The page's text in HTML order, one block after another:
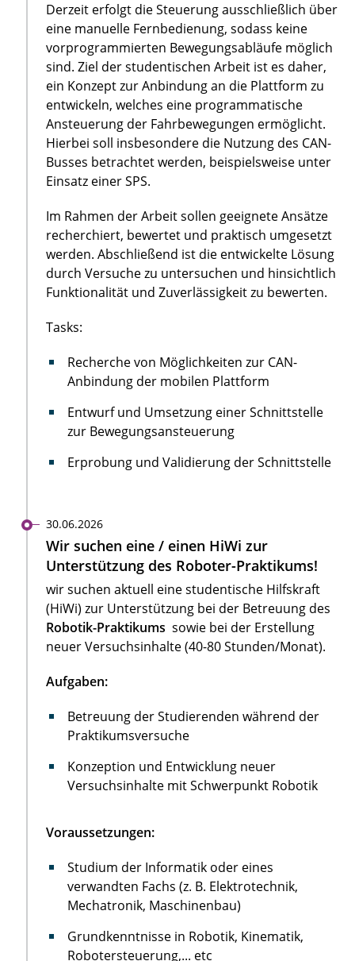
Derzeit erfolgt die Steuerung ausschließlich über
eine manuelle Fernbedienung, sodass keine
vorprogrammierten Bewegungsabläufe möglich
sind. Ziel der studentischen Arbeit ist es daher,
ein Konzept zur Anbindung an die Plattform zu
entwickeln, welches eine programmatische
Ansteuerung der Fahrbewegungen ermöglicht.
Hierbei soll insbesondere die Nutzung des CAN-
Busses betrachtet werden, beispielsweise unter
Einsatz einer SPS.
Im Rahmen der Arbeit sollen geeignete Ansätze
recherchiert, bewertet und praktisch umgesetzt
werden. Abschließend ist die entwickelte Lösung
durch Versuche zu untersuchen und hinsichtlich
Funktionalität und Zuverlässigkeit zu bewerten.
Tasks:
Recherche von Möglichkeiten zur CAN-
Anbindung der mobilen Plattform
Entwurf und Umsetzung einer Schnittstelle
zur Bewegungsansteuerung
Erprobung und Validierung der Schnittstelle
30.06.2026
Wir suchen eine / einen HiWi zur
Unterstützung des Roboter-Praktikums!
wir suchen aktuell eine studentische Hilfskraft
(HiWi) zur Unterstützung bei der Betreuung des
Robotik-Praktikums sowie bei der Erstellung
neuer Versuchsinhalte (40-80 Stunden/Monat).
Aufgaben:
Betreuung der Studierenden während der
Praktikumsversuche
Konzeption und Entwicklung neuer
Versuchsinhalte mit Schwerpunkt Robotik
Voraussetzungen:
Studium der Informatik oder eines
verwandten Fachs (z. B. Elektrotechnik,
Mechatronik, Maschinenbau)
Grundkenntnisse in Robotik, Kinematik,
Robotersteuerung,... etc